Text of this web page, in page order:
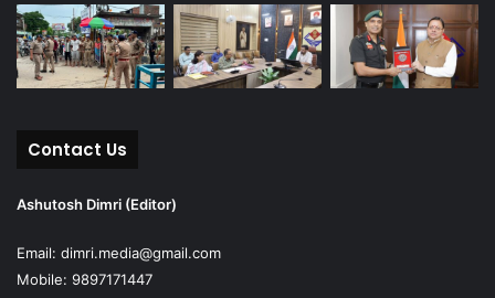
Contact Us
Ashutosh Dimri (Editor)
Email: dimri.media@gmail.com
Mobile: 9897171447